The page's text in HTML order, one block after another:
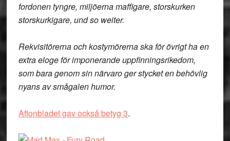
fordonen tyngre, miljöerna maffigare, storskurken
storskurkigare, und so weiter.
Rekvisitörerna och kostymörerna ska för övrigt ha en
extra eloge för imponerande uppfinningsrikedom,
som bara genom sin närvaro ger stycket en behövlig
nyans av smågalen humor.
Aftonbladet gav också betyg 3.